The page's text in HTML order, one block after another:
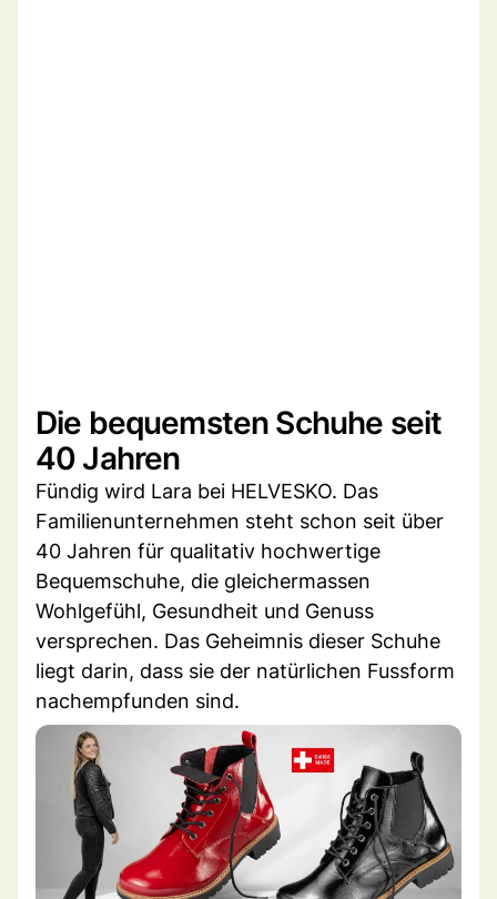
Die bequemsten Schuhe seit
40 Jahren
Fündig wird Lara bei HELVESKO. Das
Familienunternehmen steht schon seit über
40 Jahren für qualitativ hochwertige
Bequemschuhe, die gleichermassen
Wohlgefühl, Gesundheit und Genuss
versprechen. Das Geheimnis dieser Schuhe
liegt darin, dass sie der natürlichen Fussform
nachempfunden sind.